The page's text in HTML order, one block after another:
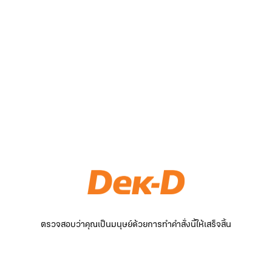
ตรวจสอบว่าคุณเป็นมนุษย์ด้วยการทำคำสั่งนี้ให้เสร็จสิ้น